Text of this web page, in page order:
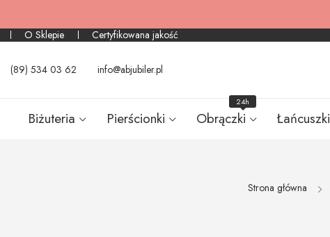
O Sklepie
Certyfikowana jakość
(89) 534 03 62 info@abjubiler.pl
Biżuteria Pierścionki Obrączki
24h
Łańcuszki
Strona główna